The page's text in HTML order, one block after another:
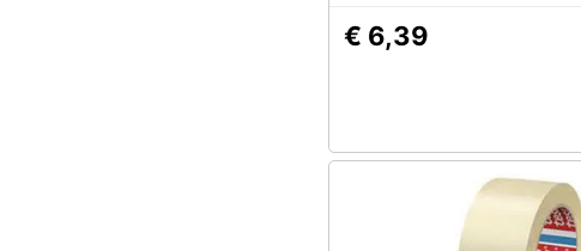
€ 6,39